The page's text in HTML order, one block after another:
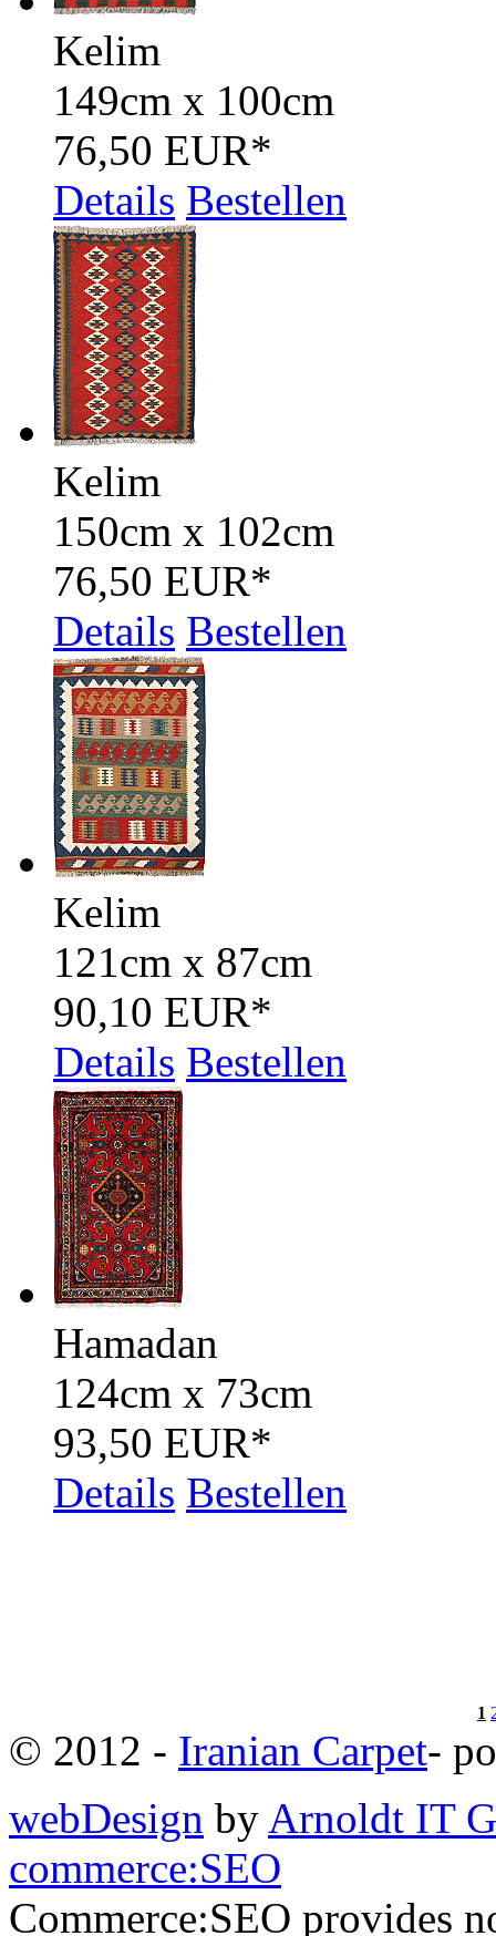
Kelim
149cm x 100cm
76,50 EUR*
Details Bestellen
Kelim
150cm x 102cm
76,50 EUR*
Details Bestellen
Kelim
121cm x 87cm
90,10 EUR*
Details Bestellen
Hamadan
124cm x 73cm
93,50 EUR*
Details Bestellen
1
© 2012 - Iranian Carpet-
webDesign by Arnoldt IT
commerce:SEO
Commerce:SEO provides